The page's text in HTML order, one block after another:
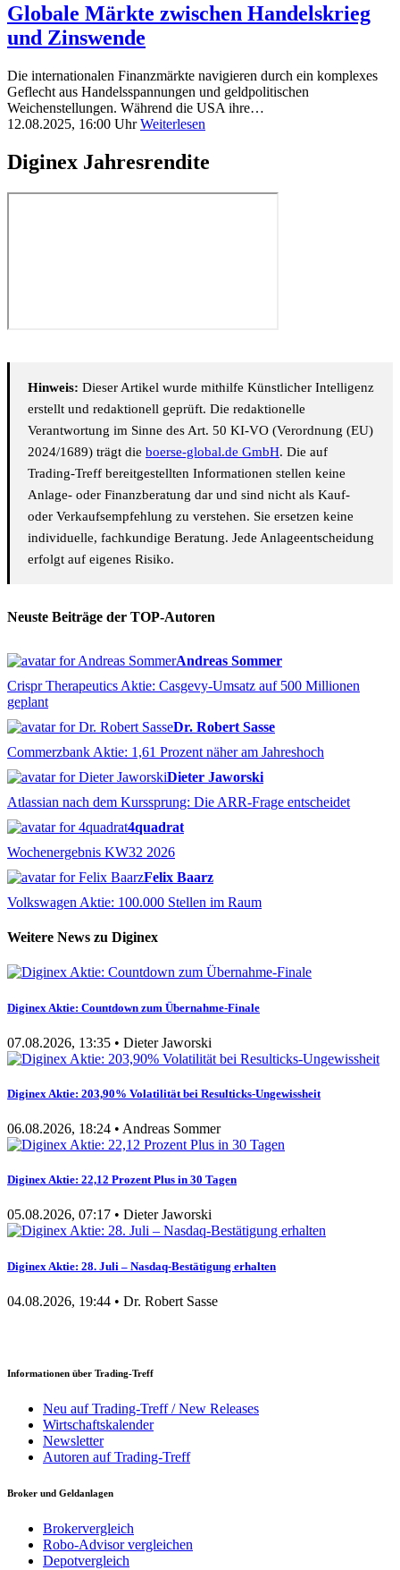
Globale Märkte zwischen Handelskrieg
und Zinswende
Die internationalen Finanzmärkte navigieren durch ein komplexes
Geflecht aus Handelsspannungen und geldpolitischen
Weichenstellungen. Während die USA ihre…
12.08.2025, 16:00 Uhr Weiterlesen
Diginex Jahresrendite
Hinweis: Dieser Artikel wurde mithilfe Künstlicher Intelligenz
erstellt und redaktionell geprüft. Die redaktionelle
Verantwortung im Sinne des Art. 50 KI-VO (Verordnung (EU)
2024/1689) trägt die boerse-global.de GmbH. Die auf
Trading-Treff bereitgestellten Informationen stellen keine
Anlage- oder Finanzberatung dar und sind nicht als Kauf-
oder Verkaufsempfehlung zu verstehen. Sie ersetzen keine
individuelle, fachkundige Beratung. Jede Anlageentscheidung
erfolgt auf eigenes Risiko.
Neuste Beiträge der TOP-Autoren
Andreas Sommer
Crispr Therapeutics Aktie: Casgevy-Umsatz auf 500 Millionen
geplant
Dr. Robert Sasse
Commerzbank Aktie: 1,61 Prozent näher am Jahreshoch
Dieter Jaworski
Atlassian nach dem Kurssprung: Die ARR-Frage entscheidet
4quadrat
Wochenergebnis KW32 2026
Felix Baarz
Volkswagen Aktie: 100.000 Stellen im Raum
Weitere News zu Diginex
Diginex Aktie: Countdown zum Übernahme-Finale
07.08.2026, 13:35 • Dieter Jaworski
Diginex Aktie: 203,90% Volatilität bei Resulticks-Ungewissheit
06.08.2026, 18:24 • Andreas Sommer
Diginex Aktie: 22,12 Prozent Plus in 30 Tagen
05.08.2026, 07:17 • Dieter Jaworski
Diginex Aktie: 28. Juli – Nasdaq-Bestätigung erhalten
04.08.2026, 19:44 • Dr. Robert Sasse
Informationen über Trading-Treff
Neu auf Trading-Treff / New Releases
Wirtschaftskalender
Newsletter
Autoren auf Trading-Treff
Broker und Geldanlagen
Brokervergleich
Robo-Advisor vergleichen
Depotvergleich